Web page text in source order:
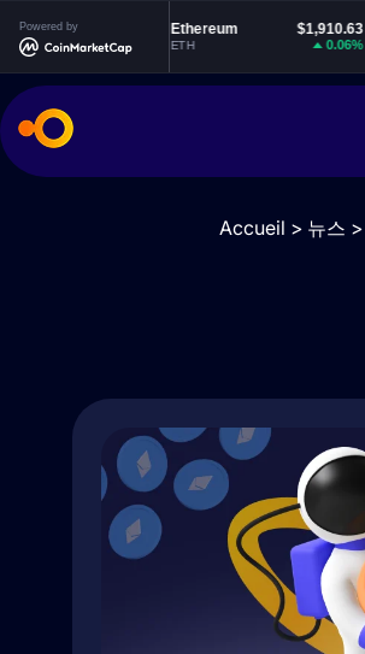
Powered byEthereum $1,910.63
ETH
Neo
NEO
Accueil > 뉴스 >